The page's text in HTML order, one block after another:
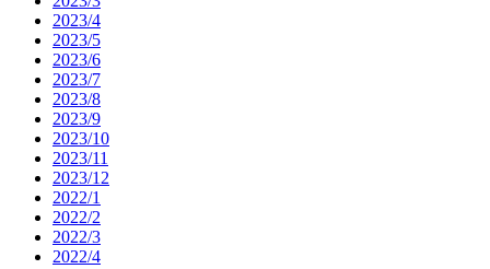
2023/4
2023/5
2023/6
2023/7
2023/8
2023/9
2023/10
2023/11
2023/12
2022/1
2022/2
2022/3
2022/4